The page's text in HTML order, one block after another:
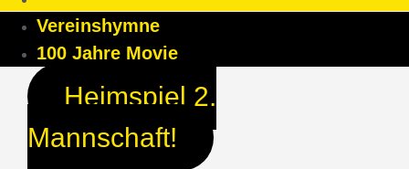
Vereinshymne
100 Jahre Movie
Heimspiel 2.
Mannschaft!